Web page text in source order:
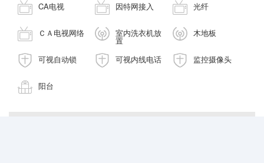
CA电视 因特网接入 光纤
ＣＡ电视网络 室内洗衣机放
置
木地板
可视自动锁 可视内线电话 监控摄像头
阳台